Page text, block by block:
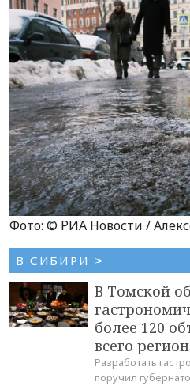
Фото: © РИА Новости /
В СИБИРИ >
В Томской
более 120
всего
Разработать
поручил